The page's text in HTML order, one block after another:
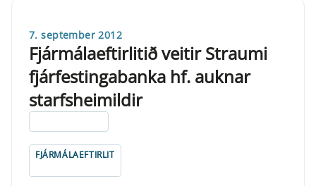
7. september 2012
Fjármálaeftirlitið veitir Straumi
fjárfestingabanka hf. auknar
starfsheimildir
FJÁRMÁLAEFTIRLIT